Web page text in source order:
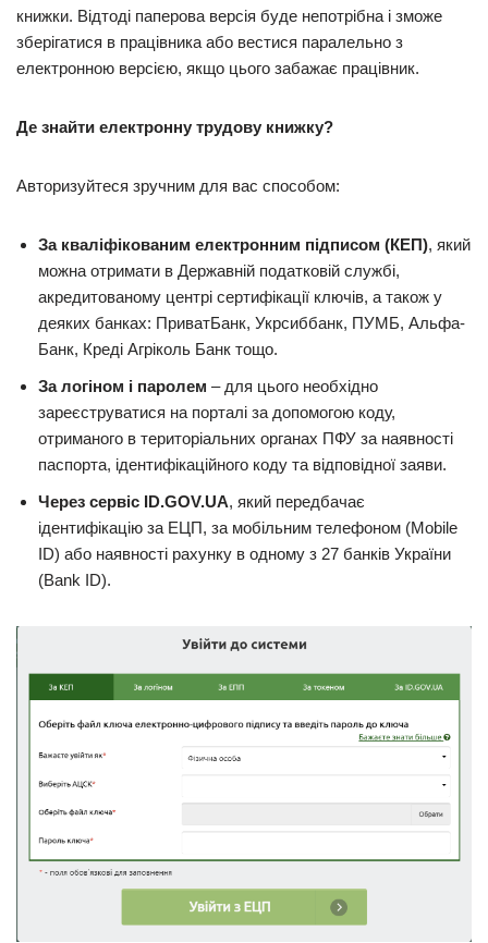
книжки. Відтоді паперова версія буде непотрібна і зможе
зберігатися в працівника або вестися паралельно з
електронною версією, якщо цього забажає працівник.
Де знайти електронну трудову книжку?
Авторизуйтеся зручним для вас способом:
За кваліфікованим електронним підписом (КЕП), який
можна отримати в Державній податковій службі,
акредитованому центрі сертифікації ключів, а також у
деяких банках: ПриватБанк, Укрсиббанк, ПУМБ, Альфа-
Банк, Креді Агріколь Банк тощо.
За логіном і паролем – для цього необхідно
зареєструватися на порталі за допомогою коду,
отриманого в територіальних органах ПФУ за наявності
паспорта, ідентифікаційного коду та відповідної заяви.
Через сервіс ID.GOV.UA, який передбачає
ідентифікацію за ЕЦП, за мобільним телефоном (Mobile
ID) або наявності рахунку в одному з 27 банків України
(Bank ID).